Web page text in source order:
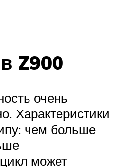
Z900
очень
Характеристики
чем больше
может